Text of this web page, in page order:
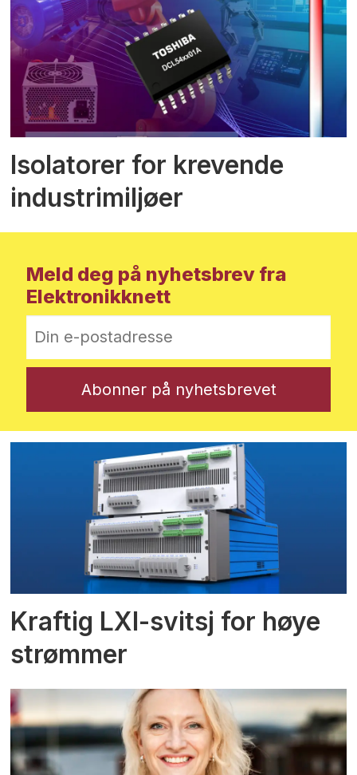
Isolatorer for krevende
industrimiljøer
Meld deg på nyhetsbrev fra
Elektronikknett
Kraftig LXI-svitsj for høye
strømmer